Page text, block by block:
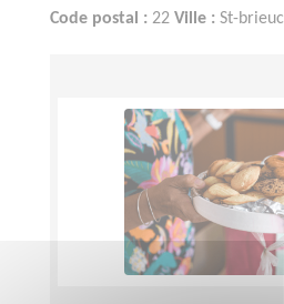
Code postal : 22 Ville : St-brieuc